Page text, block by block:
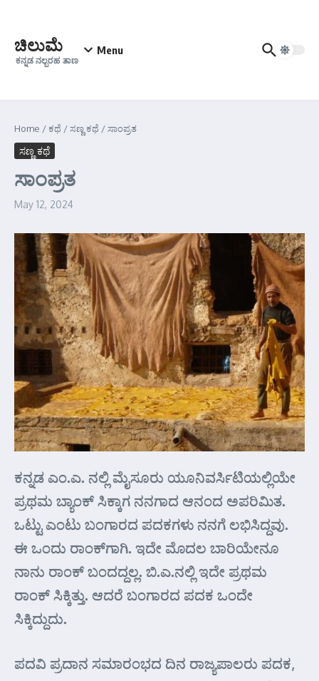
ಚಿಲುಮೆ
ಕನ್ನಡ ನಲ್ಬರಹ ತಾಣ
Menu
Home /ಕಥೆ /ಸಣ್ಣ ಕಥೆ /ಸಾಂಪ್ರತ
ಸಣ್ಣ ಕಥೆ
ಸಾಂಪ್ರತ
May 12, 2024
ಕನ್ನಡ ಎಂ.ಎ. ನಲ್ಲಿ ಮೈಸೂರು ಯೂನಿವರ್ಸಿಟಿಯಲ್ಲಿಯೇ
ಪ್ರಥಮ ಬ್ಯಾಂಕ್ ಸಿಕ್ಕಾಗ ನನಗಾದ ಆನಂದ ಅಪರಿಮಿತ.
ಒಟ್ಟು ಎಂಟು ಬಂಗಾರದ ಪದಕಗಳು ನನಗೆ ಲಭಿಸಿದ್ದವು.
ಈ ಒಂದು ರಾಂಕ್‌ಗಾಗಿ. ಇದೇ ಮೊದಲ ಬಾರಿಯೇನೂ
ನಾನು ರಾಂಕ್ ಬಂದದ್ದಲ್ಲ. ಬಿ.ಎ.ನಲ್ಲಿ ಇದೇ ಪ್ರಥಮ
ರಾಂಕ್ ಸಿಕ್ಕಿತ್ತು. ಆದರೆ ಬಂಗಾರದ ಪದಕ ಒಂದೇ
ಸಿಕ್ಕಿದ್ದುದು.
ಪದವಿ ಪ್ರದಾನ ಸಮಾರಂಭದ ದಿನ ರಾಜ್ಯಪಾಲರು ಪದಕ,